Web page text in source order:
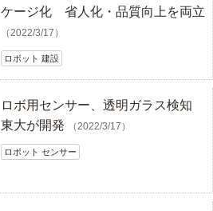
ケージ化 省人化・品質向上を両立
（2022/3/17）
ロボット 建設
ロボ用センサー、透明ガラス検知
東大が開発
（2022/3/17）
ロボット センサー